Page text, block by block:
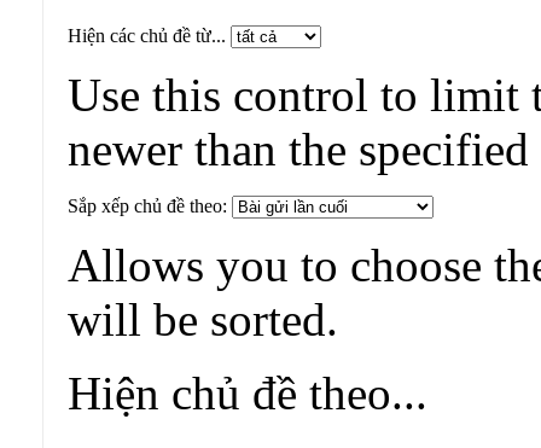
Hiện các chủ đề từ...
Use this control to limit
newer than the
Sắp xếp chủ đề theo:
Allows you to choose
will be sorted.
Hiện chủ đề theo...